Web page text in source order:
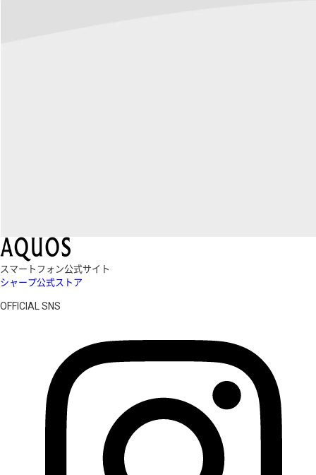
スマートフォン公式サイト
シャープ公式ストア
OFFICIAL SNS